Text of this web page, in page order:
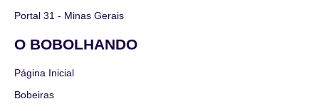
Portal 31 - Minas Gerais
O BOBOLHANDO
Página Inicial
Bobeiras